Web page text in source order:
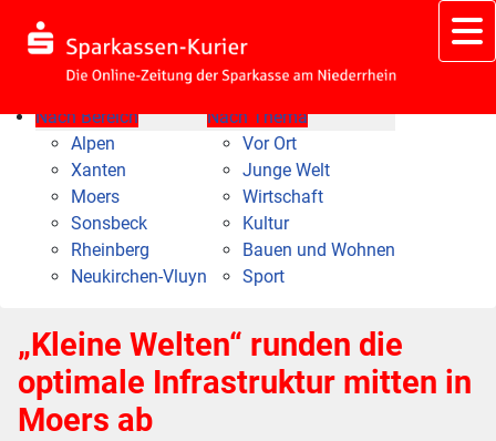
Nach Bereich
Alpen
Xanten
Moers
Sonsbeck
Rheinberg
Neukirchen-Vluyn
Nach Thema
Vor Ort
Junge Welt
Wirtschaft
Kultur
Bauen und Wohnen
Sport
„Kleine Welten“ runden die
optimale Infrastruktur mitten in
Moers ab